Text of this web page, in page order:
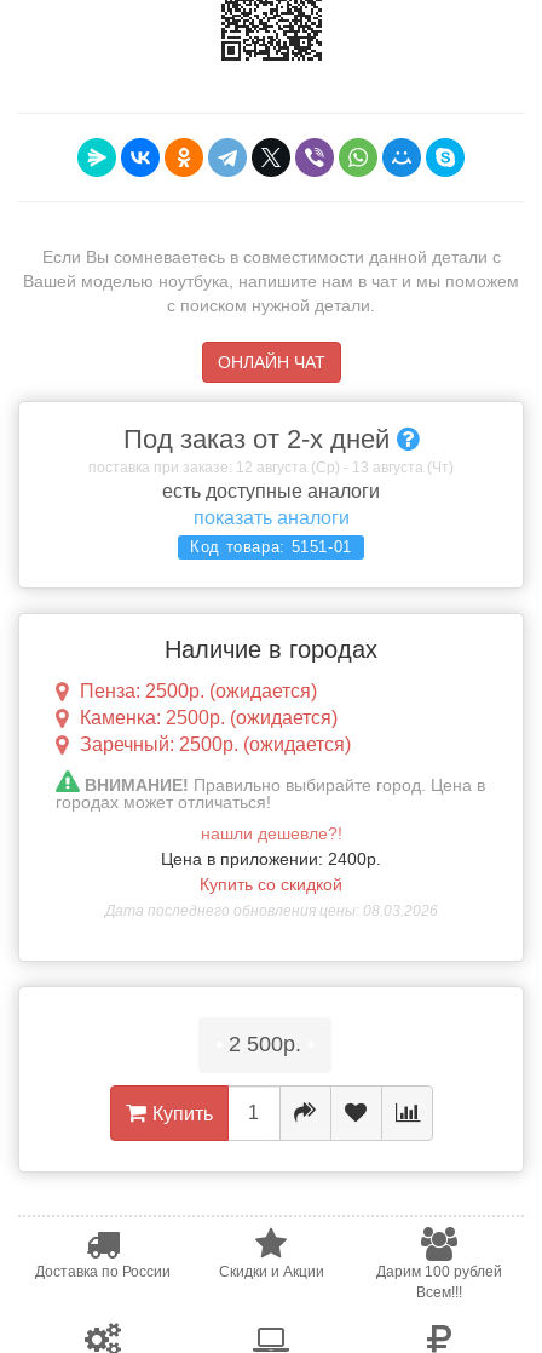
Если Вы сомневаетесь в совместимости данной детали с
Вашей моделью ноутбука, напишите нам в чат и мы поможем
с поиском нужной детали.
ОНЛАЙН ЧАТ
Под заказ от 2-х дней
поставка при заказе: 12 августа (Ср) - 13 августа (Чт)
есть доступные аналоги
показать аналоги
Код товара: 5151-01
Наличие в городах
Пенза: 2500р. (ожидается)
Каменка: 2500р. (ожидается)
Заречный: 2500р. (ожидается)
ВНИМАНИЕ! Правильно выбирайте город. Цена в
городах может отличаться!
нашли дешевле?!
Цена в приложении: 2400р.
Купить со скидкой
Дата последнего обновления цены: 08.03.2026
2 500р.
Купить
Доставка по России Скидки и Акции
Дарим 100 рублей
Всем!!!